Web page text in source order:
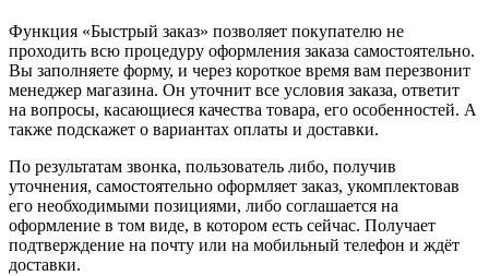
Функция «Быстрый заказ» позволяет покупателю не
проходить всю процедуру оформления заказа самостоятельно.
Вы заполняете форму, и через короткое время вам перезвонит
менеджер магазина. Он уточнит все условия заказа, ответит
на вопросы, касающиеся качества товара, его особенностей. А
также подскажет о вариантах оплаты и доставки.
По результатам звонка, пользователь либо, получив
уточнения, самостоятельно оформляет заказ, укомплектовав
его необходимыми позициями, либо соглашается на
оформление в том виде, в котором есть сейчас. Получает
подтверждение на почту или на мобильный телефон и ждёт
доставки.